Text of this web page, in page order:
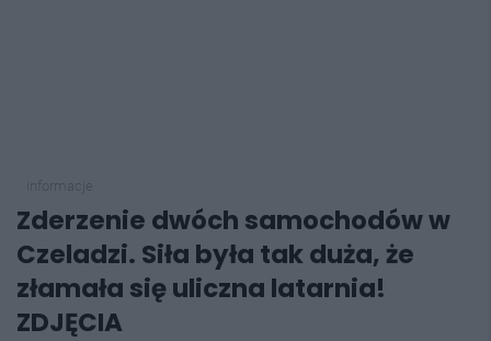
Zderzenie dwóch samochodów w
Czeladzi. Siła była tak duża, że
złamała się uliczna latarnia!
ZDJĘCIA